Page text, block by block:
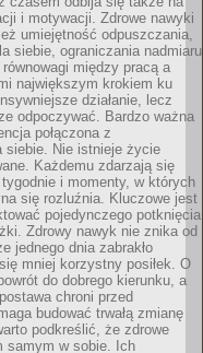
i motywacji. Zdrowe nawyki
umiejętność odpuszczania,
siebie, ograniczania nadmiaru
między pracą a
największym krokiem ku
działanie, lecz
odpoczywać. Bardzo ważna
połączona z
siebie. Nie istnieje życie
Każdemu zdarzają się
i momenty, w których
się rozluźnia. Kluczowe jest
pojedynczego potknięcia
Zdrowy nawyk nie znika od
jednego dnia zabrakło
mniej korzystny posiłek. O
do dobrego kierunku, a
chroni przed
budować trwałą zmianę
podkreślić, że zdrowe
samym w sobie. Ich